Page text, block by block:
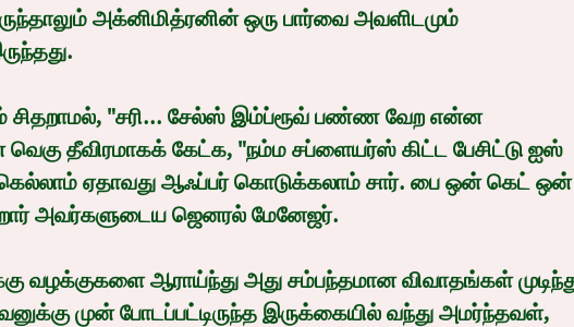
தீவிரமாகக் கேட்க, "நம்ம சப்ளையர்ஸ் கிட்ட பேசிட்டு ஐஸ்
ஏதாவது ஆஃப்பர் கொடுக்கலாம் சார். பை ஒன் கெட் ஒன்
அவர்களுடைய ஜெனரல் மேனேஜர்.
முன் போடப்பட்டிருந்த இருக்கையில் வந்து அமர்ந்தவள்,